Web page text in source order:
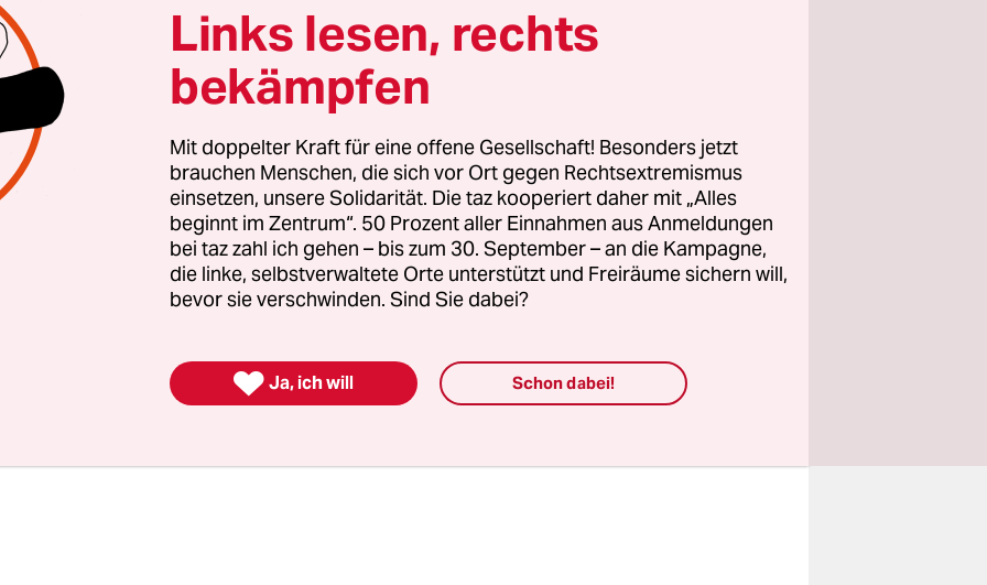
vorgestellt: eine Einheitsregierung mit seinem vormaligen
Gantz (Blau-Weiß). Mit in der neuen Koalition sitzen
Parteien sowie die Arbeiterpartei Awoda. Damit konnte
in nur eineinhalb Jahren abgewendet
hatte seit Ende 2018 eine Übergangsregierung
unterbrachen Rufe wie „Korruption und
Netanjahus Rede, der am kommenden Sonntag wegen
erstmals vor Gericht erscheinen muss. Auch
verstummten. Zwei Abgeordnete flogen aus dem
Links lesen, rechts
bekämpfen
Mit doppelter Kraft für eine offene Gesellschaft! Besonders jetzt
brauchen Menschen, die sich vor Ort gegen Rechtsextremismus
einsetzen, unsere Solidarität. Die taz kooperiert daher mit „Alles
beginnt im Zentrum“. 50 Prozent aller Einnahmen aus Anmeldungen
bei taz zahl ich gehen – bis zum 30. September – an die Kampagne,
die linke, selbstverwaltete Orte unterstützt und Freiräume sichern will,
bevor sie verschwinden. Sind Sie dabei?
 Ja, ich will Schon dabei!